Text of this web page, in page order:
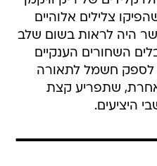
צלילים אלוהיים
היה לראות בשום שלב
השחורים הענקיים
לספק חשמל לתאורה
שתפריע קצת
היציעים.